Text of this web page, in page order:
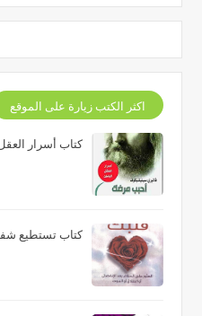
اكثر الكتب زيارة على الموقع
كتاب أسرار
كتاب تستطيع